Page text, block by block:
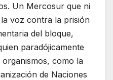
Un Mercosur que ni
voz contra la prisión
del bloque,
paradójicamente
como la
de Naciones